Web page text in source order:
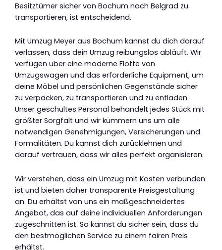
Besitztümer sicher von Bochum nach Belgrad zu
transportieren, ist entscheidend.
Mit Umzug Meyer aus Bochum kannst du dich darauf
verlassen, dass dein Umzug reibungslos abläuft. Wir
verfügen über eine moderne Flotte von
Umzugswagen und das erforderliche Equipment, um
deine Möbel und persönlichen Gegenstände sicher
zu verpacken, zu transportieren und zu entladen.
Unser geschultes Personal behandelt jedes Stück mit
größter Sorgfalt und wir kümmern uns um alle
notwendigen Genehmigungen, Versicherungen und
Formalitäten. Du kannst dich zurücklehnen und
darauf vertrauen, dass wir alles perfekt organisieren.
Wir verstehen, dass ein Umzug mit Kosten verbunden
ist und bieten daher transparente Preisgestaltung
an. Du erhältst von uns ein maßgeschneidertes
Angebot, das auf deine individuellen Anforderungen
zugeschnitten ist. So kannst du sicher sein, dass du
den bestmöglichen Service zu einem fairen Preis
erhältst.